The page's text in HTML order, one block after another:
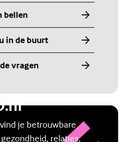
bellen
in de buurt
vragen
je betrouwbare
relaties,